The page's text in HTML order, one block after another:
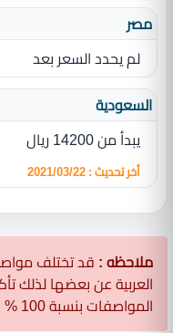
مصر
لم يحدد السعر بعد
السعودية
يبدأ من 14200 ريال
أخر تحديث : 2021/03/22
ملاحظه : قد تختلف
العربية عن بعضها لذلك
المواصفات بنسبة 100 % في حالة وجود اخطاء اتصل بنا.